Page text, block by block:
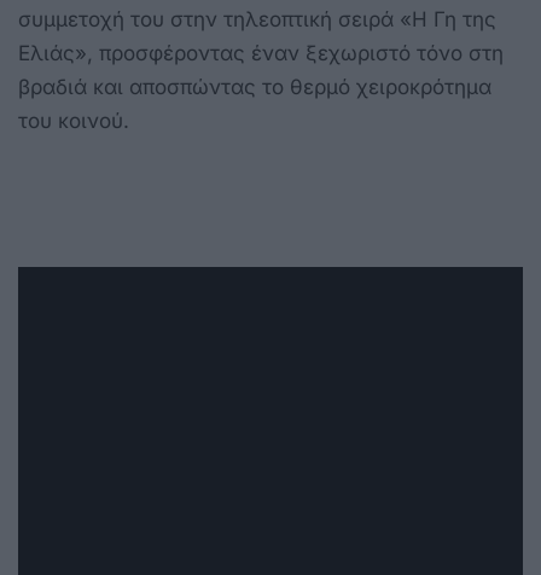
συμμετοχή του στην τηλεοπτική σειρά «Η Γη της
Ελιάς», προσφέροντας έναν ξεχωριστό τόνο στη
βραδιά και αποσπώντας το θερμό χειροκρότημα
του κοινού.